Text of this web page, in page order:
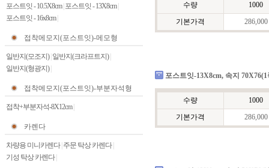
포스트잇 - 10.5X8cm| 포스트잇 - 13X8cm|
포스트잇 - 16x8cm|
접착메모지(포스트잇)-메모형
일반지(모조지)| 일반지(크라프트지)|
일반지(형광지)|
접착메모지(포스트잇)-부분자석형
접착+부분자석-8X12cm|
카렌다
차량용 미니카렌다| 주문 탁상 카렌다|
기성 탁상 카렌다|
수량
1000
기본가격
286,000
포스트잇-13X8cm, 속지
수량
1000
기본가격
286,000